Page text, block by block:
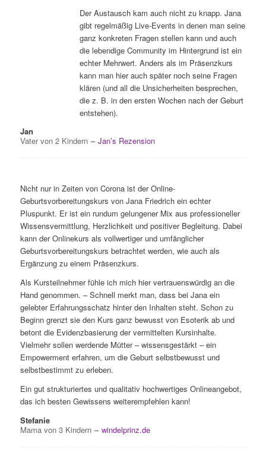
Der Austausch kam auch nicht zu knapp. Jana
gibt regelmäßig Live-Events in denen man seine
ganz konkreten Fragen stellen kann und auch
die lebendige Community im Hintergrund ist ein
echter Mehrwert. Anders als im Präsenzkurs
kann man hier auch später noch seine Fragen
klären (und all die Unsicherheiten besprechen,
die z. B. in den ersten Wochen nach der Geburt
entstehen).
Jan
Vater von 2 Kindern – Jan’s Rezension
Nicht nur in Zeiten von Corona ist der Online-
Geburtsvorbereitungskurs von Jana Friedrich ein echter
Pluspunkt. Er ist ein rundum gelungener Mix aus professioneller
Wissensvermittlung, Herzlichkeit und positiver Begleitung. Dabei
kann der Onlinekurs als vollwertiger und umfänglicher
Geburtsvorbereitungskurs betrachtet werden, wie auch als
Ergänzung zu einem Präsenzkurs.
Als Kursteilnehmer fühle ich mich hier vertrauenswürdig an die
Hand genommen. – Schnell merkt man, dass bei Jana ein
gelebter Erfahrungsschatz hinter den Inhalten steht. Schon zu
Beginn grenzt sie den Kurs ganz bewusst von Esoterik ab und
betont die Evidenzbasierung der vermittelten Kursinhalte.
Vielmehr sollen werdende Mütter – wissensgestärkt – ein
Empowerment erfahren, um die Geburt selbstbewusst und
selbstbestimmt zu erleben.
Ein gut strukturiertes und qualitativ hochwertiges Onlineangebot,
das ich besten Gewissens weiterempfehlen kann!
Stefanie
Mama von 3 Kindern – windelprinz.de